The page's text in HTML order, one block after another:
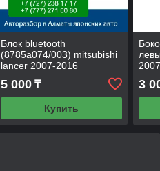
Блок bluetooth
(8785a074/003) mitsubishi
lancer 2007-2016
5 000₸
Купить
3